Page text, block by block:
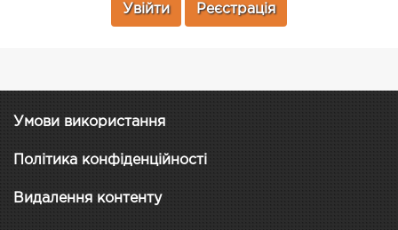
Увійти Реєстрація
Умови використання
Політика конфіденційності
Видалення контенту